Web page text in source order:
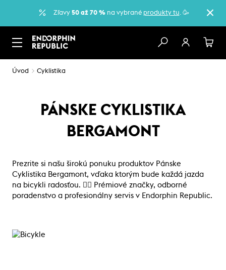
Zľavy 50 až 70 %na vybrané produkty tu. 🥳
Úvod Cyklistika
PÁNSKE CYKLISTIKA
BERGAMONT
Prezrite si našu širokú ponuku produktov Pánske
Cyklistika Bergamont, vďaka ktorým bude každá jazda
na bicykli radosťou. 🚴‍♂️ Prémiové značky, odborné
poradenstvo a profesionálny servis v Endorphin Republic.